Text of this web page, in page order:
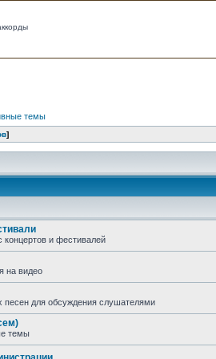
темы
]
концертов и фестивалей
на видео
песен для обсуждения слушателями
темы